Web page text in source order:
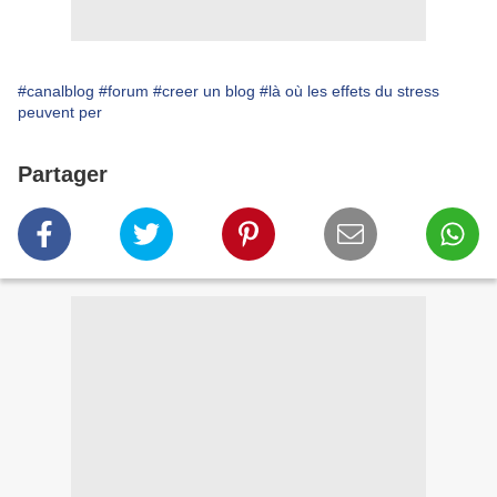
#canalblog #forum #creer un blog #là où les effets du stress
peuvent per
Partager